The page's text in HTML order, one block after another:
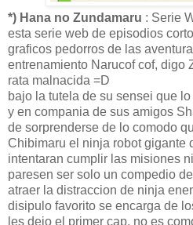
*) Hana no Zundamaru : Serie
esta serie web de episodios
graficos pedorros de las
entrenamiento Narucof cof, digo
rata malnacida =D
bajo la tutela de su sensei que
y en compania de sus amigos
de sorprenderse de lo comodo
Chibimaru el ninja robot gigante
intentaran cumplir las misiones
paresen ser solo un compedio
atraer la distraccion de ninja
disipulo favorito se encarga de
les dejo el primer cap, no es